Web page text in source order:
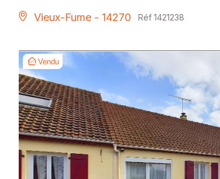
Vieux-Fume - 14270 Réf 1421238
Vendu